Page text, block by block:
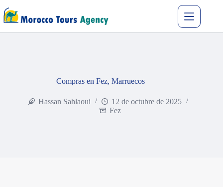
Compras en Fez, Marruecos
Hassan Sahlaoui
12 de octubre de 2025
Fez